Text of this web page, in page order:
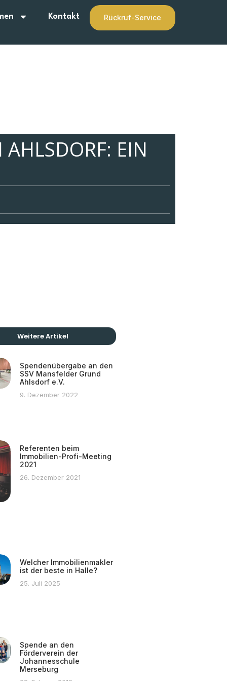
Kontakt Rückruf-Service
EIN
Weitere Artikel
Spendenübergabe an den
SSV Mansfelder Grund
Ahlsdorf e.V.
9. Dezember 2022
Referenten beim
Immobilien-Profi-Meeting
2021
26. Dezember 2021
Welcher Immobilienmakler
ist der beste in Halle?
25. Juli 2025
Spende an den
Förderverein der
Johannesschule
Merseburg